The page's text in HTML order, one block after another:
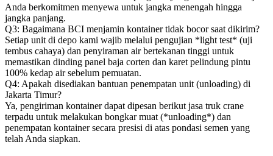
Anda berkomitmen menyewa untuk jangka menengah hingga
jangka panjang.
Q3: Bagaimana BCI menjamin kontainer tidak bocor saat dikirim?
Setiap unit di depo kami wajib melalui pengujian *light test* (uji
tembus cahaya) dan penyiraman air bertekanan tinggi untuk
memastikan dinding panel baja corten dan karet pelindung pintu
100% kedap air sebelum pemuatan.
Q4: Apakah disediakan bantuan penempatan unit (unloading) di
Jakarta Timur?
Ya, pengiriman kontainer dapat dipesan berikut jasa truk crane
terpadu untuk melakukan bongkar muat (*unloading*) dan
penempatan kontainer secara presisi di atas pondasi semen yang
telah Anda siapkan.